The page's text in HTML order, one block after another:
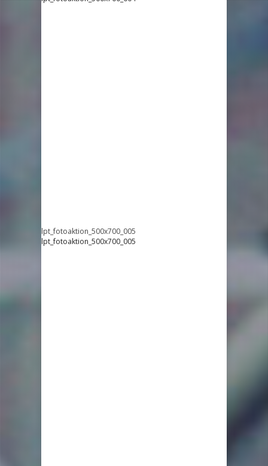
lpt_fotoaktion_500x700_005
lpt_fotoaktion_500x700_005